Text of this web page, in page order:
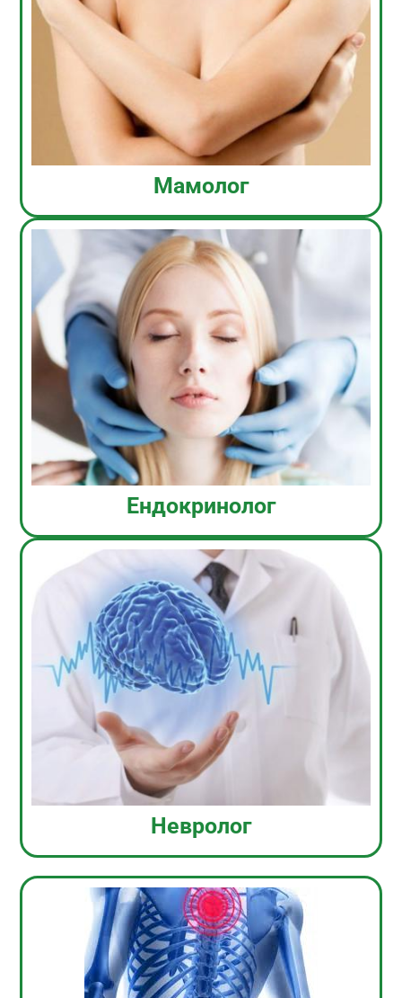
Мамолог
Ендокринолог
Невролог